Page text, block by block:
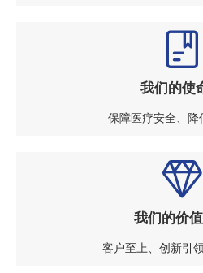
我们的使
保障医疗安全、降
我们的价值
客户至上、创新引